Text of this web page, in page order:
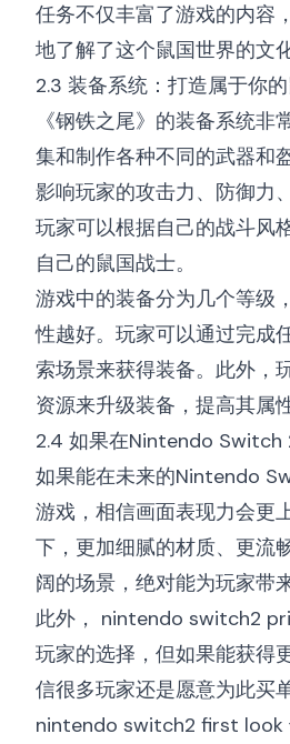
任务不仅丰富了游戏的内容
地了解了这个鼠国世界的文
2.3 装备系统：打造属于你
《钢铁之尾》的装备系统非
集和制作各种不同的武器和
影响玩家的攻击力、防御力
玩家可以根据自己的战斗风
自己的鼠国战士。
游戏中的装备分为几个等级
性越好。玩家可以通过完成
索场景来获得装备。此外，
资源来升级装备，提高其属性
2.4 如果在Nintendo Switch
如果能在未来的Nintendo
游戏，相信画面表现力会更
下，更加细腻的材质、更流
阔的场景，绝对能为玩家带
此外， nintendo switch2
玩家的选择，但如果能获得
信很多玩家还是愿意为此买
nintendo switch2 first look